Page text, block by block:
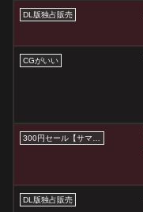
DL版独占販売
CGがいい
300円セール【サマーセール2026】
DL版独占販売